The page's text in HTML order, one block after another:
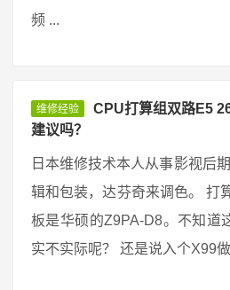
频 ...
维修经验
CPU打算组双路E5
建议吗？
日本维修技术本人从事影视后
辑和包装，达芬奇来调色。 打
板是华硕的Z9PA-D8。不知道
实不实际呢？ 还是说入个X99